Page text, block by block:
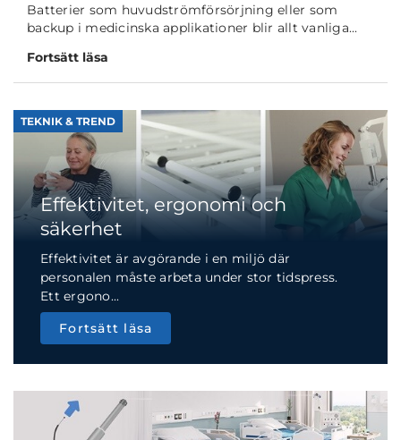
Batterier som huvudströmförsörjning eller som
backup i medicinska applikationer blir allt vanliga...
Fortsätt läsa
TEKNIK & TREND
Effektivitet, ergonomi och
säkerhet
Effektivitet är avgörande i en miljö där
personalen måste arbeta under stor tidspress.
Ett ergono...
Fortsätt läsa